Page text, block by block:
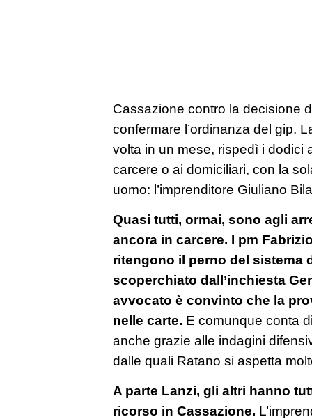
Cassazione contro la decisione
confermare l’ordinanza del gip.
volta in un mese, rispedì i dodici
carcere o ai domiciliari, con la
uomo: l’imprenditore Giuliano
Quasi tutti, ormai, sono agli
ancora in carcere. I pm
ritengono il perno del sistema
scoperchiato dall’inchiesta
avvocato è convinto che la
nelle carte. E comunque conta
anche grazie alle indagini
dalle quali Ratano si aspetta
A parte Lanzi, gli altri hanno
ricorso in Cassazione.